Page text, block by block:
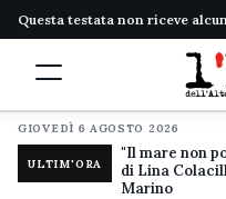
Questa testata non riceve
GIOVEDÌ 6 AGOSTO 2026
ULTIM'ORA
"Il mare non
di Lina
Marino